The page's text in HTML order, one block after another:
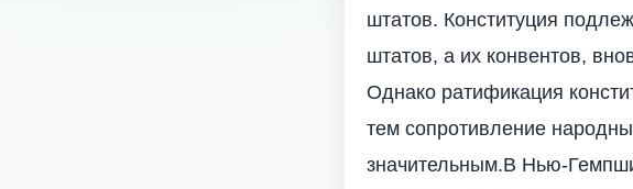
штатов. Конституция
штатов, а их конвентов,
Однако ратификация
тем сопротивление
значительным.В Нью-